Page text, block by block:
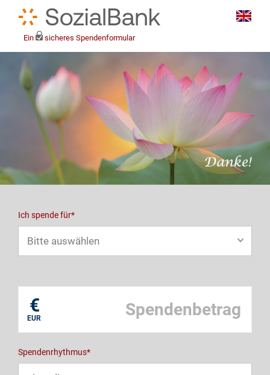
Ein sicheres Spendenformular
Ich spende für*
€
EUR
Spendenrhythmus*